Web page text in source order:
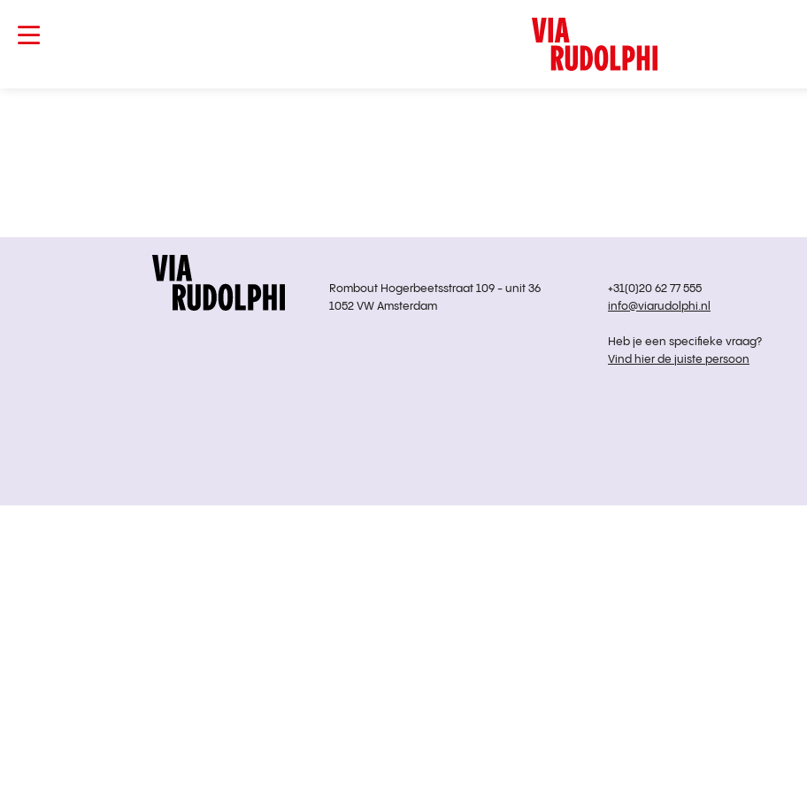
Rombout Hogerbeetsstraat 109 - unit 36
1052 VW Amsterdam
+31(0)20 62 77 555
info@viarudolphi.nl
Heb je een specifieke vraag?
Vind hier de juiste persoon